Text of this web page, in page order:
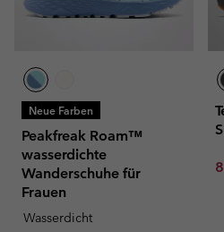
Neue Farben
Peakfreak Roam™
wasserdichte
Wanderschuhe für
Frauen
Wasserdicht